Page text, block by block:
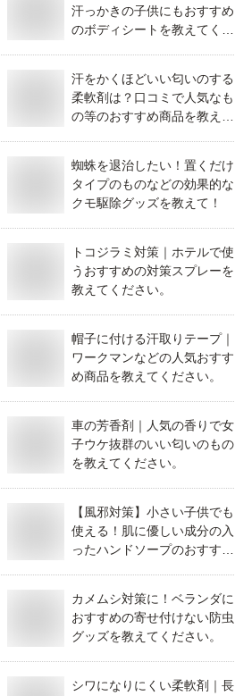
汗っかきの子供にもおすすめ
のボディシートを教えてくだ
汗をかくほどいい匂いのする
柔軟剤は？口コミで人気なも
の等のおすすめ商品を教えて
蜘蛛を退治したい！置くだけ
タイプのものなどの効果的な
クモ駆除グッズを教えて！
トコジラミ対策｜ホテルで使
うおすすめの対策スプレーを
教えてください。
帽子に付ける汗取りテープ｜
ワークマンなどの人気おすす
め商品を教えてください。
車の芳香剤｜人気の香りで女
子ウケ抜群のいい匂いのもの
を教えてください。
【風邪対策】小さい子供でも
使える！肌に優しい成分の入
ったハンドソープのおすすめ
カメムシ対策に！ベランダに
おすすめの寄せ付けない防虫
グッズを教えてください。
シワになりにくい柔軟剤｜長